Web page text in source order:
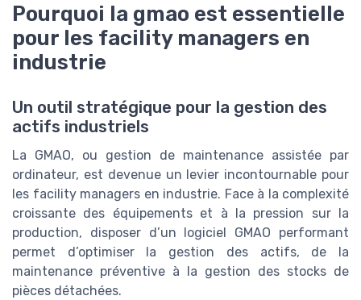
Pourquoi la gmao est essentielle
pour les facility managers en
industrie
Un outil stratégique pour la gestion des
actifs industriels
La GMAO, ou gestion de maintenance assistée par
ordinateur, est devenue un levier incontournable pour
les facility managers en industrie. Face à la complexité
croissante des équipements et à la pression sur la
production, disposer d’un logiciel GMAO performant
permet d’optimiser la gestion des actifs, de la
maintenance préventive à la gestion des stocks de
pièces détachées.